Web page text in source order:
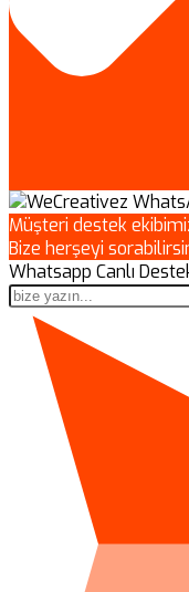
Müşteri destek
Bize herşeyi
Whatsapp Canlı